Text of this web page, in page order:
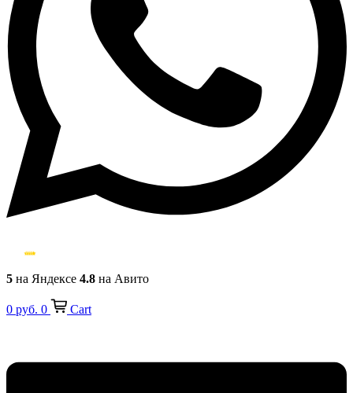
5 на Яндексе 4.8 на Авито
0 руб. 0 Cart